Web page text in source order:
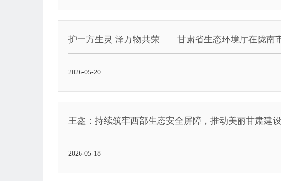
护一方生灵 泽万物共荣——甘肃省生态环境厅在陇南
2026-05-20
王鑫：持续筑牢西部生态安全屏障，推动美丽甘肃建
2026-05-18